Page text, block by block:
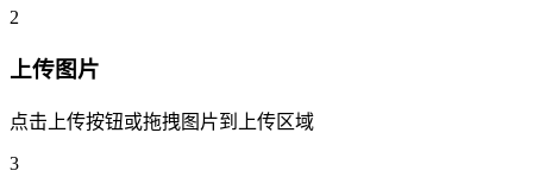
2
上传图片
点击上传按钮或拖拽图片到上传区域
3